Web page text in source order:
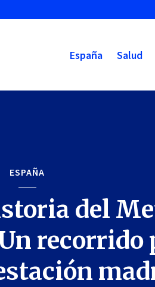
España Salud
ESPAÑA
del
recorrido